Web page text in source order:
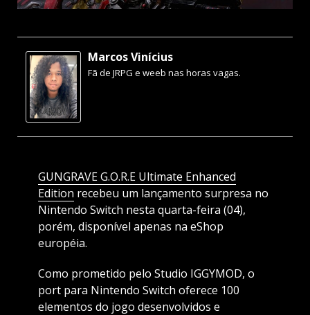
Marcos Vinícius
Fã de JRPG e weeb nas horas vagas.
GUNGRAVE G.O.R.E Ultimate Enhanced
Edition recebeu um lançamento surpresa no
Nintendo Switch nesta quarta-feira (04),
porém, disponível apenas na eShop
européia.
Como prometido pelo Studio IGGYMOD, o
port para Nintendo Switch oferece 100
elementos do jogo desenvolvidos e